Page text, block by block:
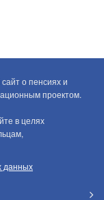
о пенсиях и
проектом.
в целях
данных